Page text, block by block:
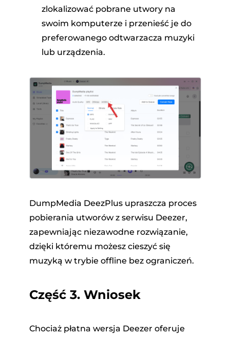
zlokalizować pobrane utwory na
swoim komputerze i przenieść je do
preferowanego odtwarzacza muzyki
lub urządzenia.
DumpMedia DeezPlus upraszcza proces
pobierania utworów z serwisu Deezer,
zapewniając niezawodne rozwiązanie,
dzięki któremu możesz cieszyć się
muzyką w trybie offline bez ograniczeń.
Część 3. Wniosek
Chociaż płatna wersja Deezer oferuje